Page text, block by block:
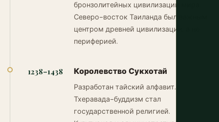
бронзолитейных цивилизаций мира.
Северо-восток Таиланда был важным
центром древней цивилизации, а не
периферией.
1238–1438 Королевство Сукхотай
Разработан тайский алфавит.
Тхеравада-буддизм стал
государственной религией.